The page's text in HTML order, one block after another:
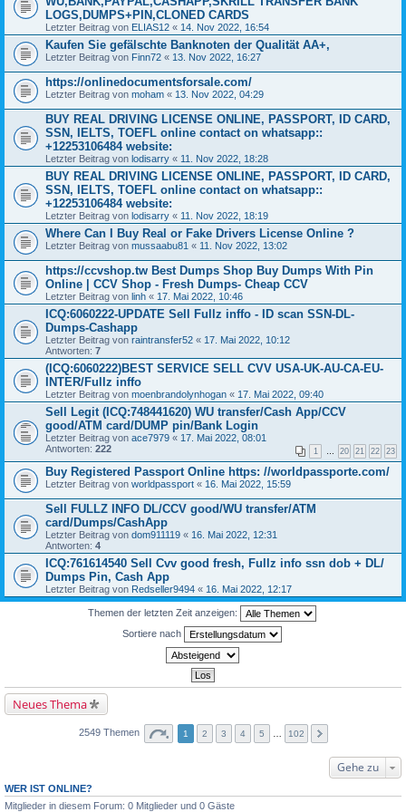
LOGS,DUMPS+PIN,CLONED CARDS
Letzter Beitrag von ELIAS12 « 14. Nov 2022, 16:54
Kaufen Sie gefälschte Banknoten der Qualität AA+,
Letzter Beitrag von Finn72 « 13. Nov 2022, 16:27
https://onlinedocumentsforsale.com/
Letzter Beitrag von moham « 13. Nov 2022, 04:29
BUY REAL DRIVING LICENSE ONLINE, PASSPORT, ID CARD,
SSN, IELTS, TOEFL online contact on whatsapp::
+12253106484 website:
Letzter Beitrag von lodisarry « 11. Nov 2022, 18:28
BUY REAL DRIVING LICENSE ONLINE, PASSPORT, ID CARD,
SSN, IELTS, TOEFL online contact on whatsapp::
+12253106484 website:
Letzter Beitrag von lodisarry « 11. Nov 2022, 18:19
Where Can I Buy Real or Fake Drivers License Online ?
Letzter Beitrag von mussaabu81 « 11. Nov 2022, 13:02
https://ccvshop.tw Best Dumps Shop Buy Dumps With Pin
Online | CCV Shop - Fresh Dumps- Cheap CCV
Letzter Beitrag von linh « 17. Mai 2022, 10:46
ICQ:6060222-UPDATE Sell Fullz inffo - ID scan SSN-DL-
Dumps-Cashapp
Letzter Beitrag von raintransfer52 « 17. Mai 2022, 10:12
Antworten: 7
(ICQ:6060222)BEST SERVICE SELL CVV USA-UK-AU-CA-EU-
INTER/Fullz inffo
Letzter Beitrag von moenbrandolynhogan « 17. Mai 2022, 09:40
Sell Legit (ICQ:748441620) WU transfer/Cash App/CCV
good/ATM card/DUMP pin/Bank Login
Letzter Beitrag von ace7979 « 17. Mai 2022, 08:01
Antworten: 222 1 … 20 21 22 23
Buy Registered Passport Online https: //worldpassporte.com/
Letzter Beitrag von worldpassport « 16. Mai 2022, 15:59
Sell FULLZ INFO DL/CCV good/WU transfer/ATM
card/Dumps/CashApp
Letzter Beitrag von dom911119 « 16. Mai 2022, 12:31
Antworten: 4
ICQ:761614540 Sell Cvv good fresh, Fullz info ssn dob + DL/
Dumps Pin, Cash App
Letzter Beitrag von Redseller9494 « 16. Mai 2022, 12:17
Themen der letzten Zeit anzeigen:
Sortiere nach
Neues Thema
2549 Themen 1 2 3 4 5 102
Gehe zu
WER IST ONLINE?
Mitglieder in diesem Forum: 0 Mitglieder und 0 Gäste